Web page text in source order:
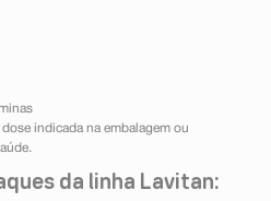
indicada na embalagem ou
da linha Lavitan: